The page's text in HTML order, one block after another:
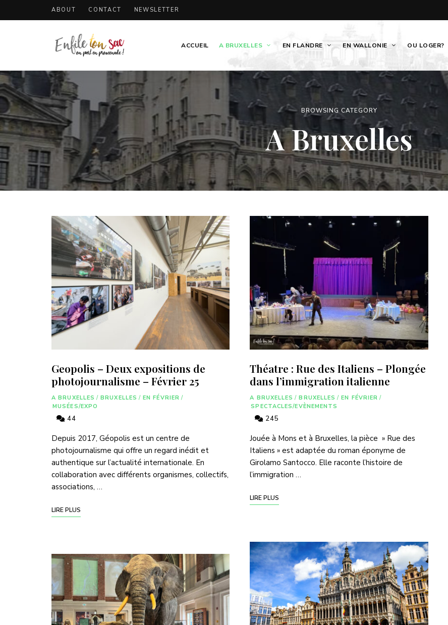
ABOUT CONTACT NEWSLETTER
Enfile
ton
sac
Tourisme,
culture
et
folklore
en
Belgique.
ACCUEIL A BRUXELLES EN FLANDRE EN WALLONIE OU LOGER?
BROWSING CATEGORY
A Bruxelles
Geopolis – Deux expositions de
photojournalisme – Février 25
A BRUXELLES / BRUXELLES / EN FÉVRIER /
MUSÉES/EXPO
44
Depuis 2017, Géopolis est un centre de
photojournalisme qui offre un regard inédit et
authentique sur l’actualité internationale. En
collaboration avec différents organismes, collectifs,
associations, …
LIRE PLUS
Théatre : Rue des Italiens – Plongée
dans l’immigration italienne
A BRUXELLES / BRUXELLES / EN FÉVRIER /
SPECTACLES/EVÈNEMENTS
245
Jouée à Mons et à Bruxelles, la pièce » Rue des
Italiens » est adaptée du roman éponyme de
Girolamo Santocco. Elle raconte l’histoire de
l’immigration …
LIRE PLUS